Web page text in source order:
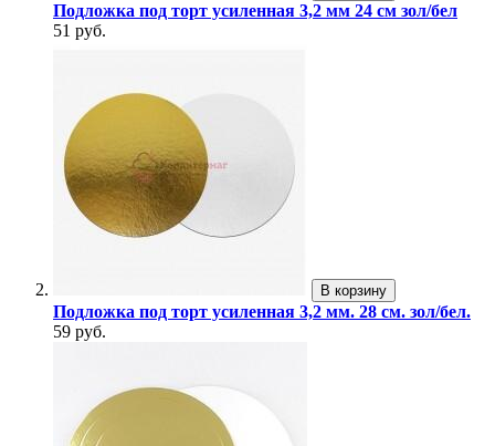
Подложка под торт усиленная 3,2 мм 24 см зол/бел
51 руб.
В корзину
Подложка под торт усиленная 3,2 мм. 28 см. зол/бел.
59 руб.